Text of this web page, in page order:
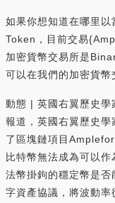
如果你想知道在哪里
Token，目前交易
加密貨幣交易所是
可以在我們的加密貨幣
動態 | 英國右翼歷史
報道，英國右翼歷史
了區塊鏈項目
比特幣無法成為可以
法幣掛鉤的穩定幣是
字資產協議，將波動